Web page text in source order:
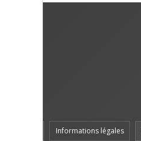
Informations légales